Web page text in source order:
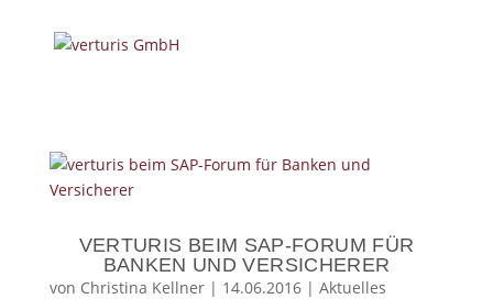
VERTURIS BEIM SAP-FORUM FÜR
BANKEN UND VERSICHERER
von Christina Kellner| 14.06.2016| Aktuelles